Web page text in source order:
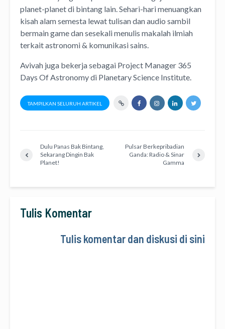
planet-planet di bintang lain. Sehari-hari menuangkan
kisah alam semesta lewattulisandanaudio sambil
bermain game dan sesekali menulis makalah ilmiah
terkait astronomi & komunikasi sains.
Avivah juga bekerja sebagai Project Manager 365
Days Of Astronomydi Planetary Science Institute.
TAMPILKAN SELURUH ARTIKEL
Dulu Panas Bak Bintang,
Sekarang Dingin Bak
Planet!
Pulsar Berkepribadian
Ganda: Radio & Sinar
Gamma
Tulis Komentar
Tulis komentar dan diskusi di sini